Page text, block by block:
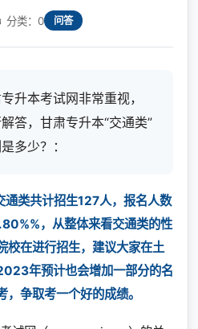
分类：0 问答
升本考试网非常重视，
答，甘肃专升本“交通类”
多少？：
类共计招生127人，报名人数
，从整体来看交通类的性
校在进行招生，建议大家在土
年预计也会增加一部分的名
，争取考一个好的成绩。